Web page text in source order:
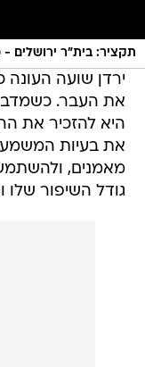
תקציר: בית"ר ירושלים -
ירדן שועה העונה
את העבר.
היא להזכיר את
את בעיות
מאמנים,
גודל השיפור